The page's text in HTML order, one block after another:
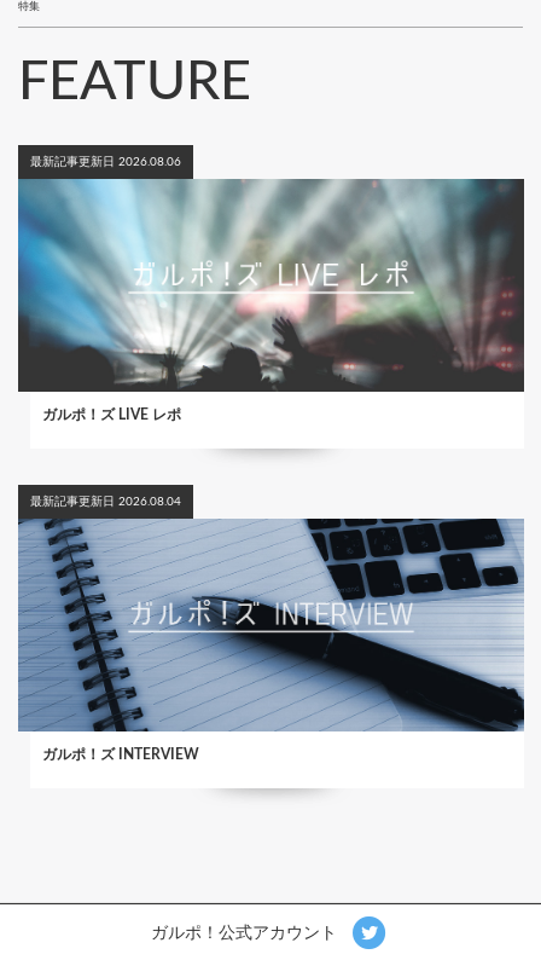
特集
FEATURE
最新記事更新日 2026.08.06
ガルポ！ズ LIVE レポ
最新記事更新日 2026.08.04
ガルポ！ズ INTERVIEW
ガルポ！公式アカウント